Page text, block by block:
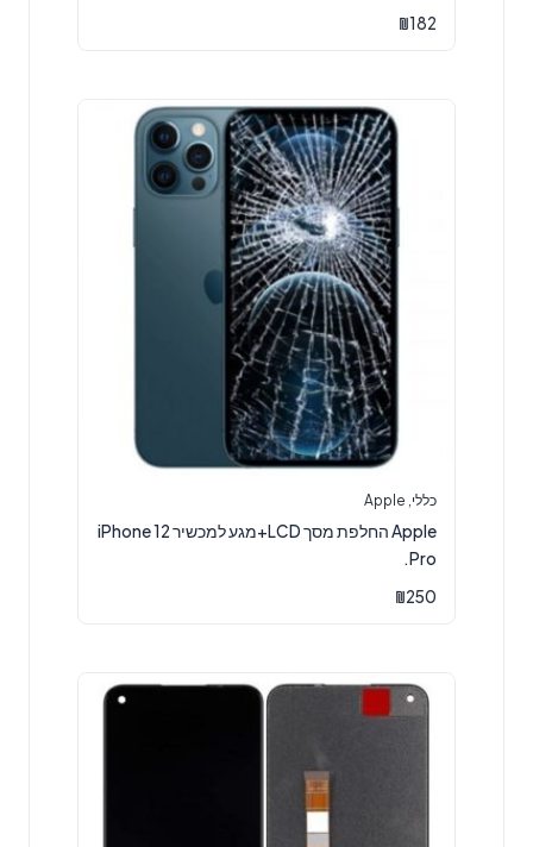
₪182
כללי Apple
Apple החלפת מסך LCD+מגע למכשיר iPhone 12
Pro.
₪250